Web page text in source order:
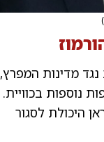
)
מדינות המפרץ,
בבחריין ותקיפות נוספות בכוויית.
היכולת לסגור